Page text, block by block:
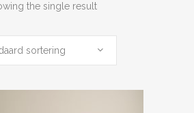
the single result
sortering